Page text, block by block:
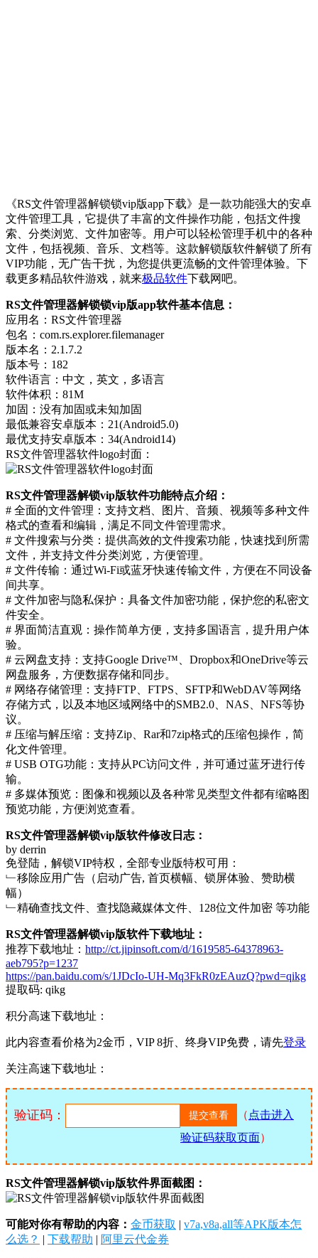
《RS文件管理器解锁锁vip版app下载》是一款功能强大的安卓
文件管理工具，它提供了丰富的文件操作功能，包括文件搜
索、分类浏览、文件加密等。用户可以轻松管理手机中的各种
文件，包括视频、音乐、文档等。这款解锁版软件解锁了所有
VIP功能，无广告干扰，为您提供更流畅的文件管理体验。下
载更多精品软件游戏，就来极品软件下载网吧。
RS文件管理器解锁锁vip版app软件基本信息：
应用名：RS文件管理器
包名：com.rs.explorer.filemanager
版本名：2.1.7.2
版本号：182
软件语言：中文，英文，多语言
软件体积：81M
加固：没有加固或未知加固
最低兼容安卓版本：21(Android5.0)
最优支持安卓版本：34(Android14)
RS文件管理器软件logo封面：
RS文件管理器解锁vip版软件功能特点介绍：
# 全面的文件管理：支持文档、图片、音频、视频等多种文件
格式的查看和编辑，满足不同文件管理需求。
# 文件搜索与分类：提供高效的文件搜索功能，快速找到所需
文件，并支持文件分类浏览，方便管理。
# 文件传输：通过Wi-Fi或蓝牙快速传输文件，方便在不同设备
间共享。
# 文件加密与隐私保护：具备文件加密功能，保护您的私密文
件安全。
# 界面简洁直观：操作简单方便，支持多国语言，提升用户体
验。
# 云网盘支持：支持Google Drive™、Dropbox和OneDrive等云
网盘服务，方便数据存储和同步。
# 网络存储管理：支持FTP、FTPS、SFTP和WebDAV等网络
存储方式，以及本地区域网络中的SMB2.0、NAS、NFS等协
议。
# 压缩与解压缩：支持Zip、Rar和7zip格式的压缩包操作，简
化文件管理。
# USB OTG功能：支持从PC访问文件，并可通过蓝牙进行传
输。
# 多媒体预览：图像和视频以及各种常见类型文件都有缩略图
预览功能，方便浏览查看。
RS文件管理器解锁vip版软件修改日志：
by derrin
免登陆，解锁VIP特权，全部专业版特权可用：
﹂移除应用广告（启动广告, 首页横幅、锁屏体验、赞助横
幅）
﹂精确查找文件、查找隐藏媒体文件、128位文件加密 等功能
RS文件管理器解锁vip版软件下载地址：
推荐下载地址： http://ct.jipinsoft.com/d/1619585-64378963-
aeb795?p=1237
https://pan.baidu.com/s/1JDcIo-UH-Mq3FkR0zEAuzQ?pwd=qikg
提取码: qikg
积分高速下载地址：
此内容查看价格为2金币，VIP 8折、终身VIP免费，请先登录
关注高速下载地址：
验证码： （ 点击进入
验证码获取页面）
RS文件管理器解锁vip版软件界面截图：
可能对你有帮助的内容： 金币获取 | v7a,v8a,all等APK版本怎
么选？ | 下载帮助 | 阿里云代金券